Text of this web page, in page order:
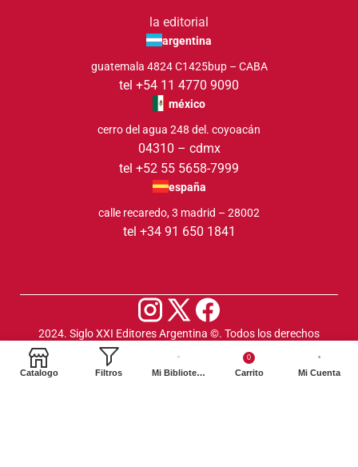
la editorial
argentina
guatemala 4824 C1425bup – CABA
tel +54 11 4770 9090
méxico
cerro del agua 248 del. coyoacán
04310 – cdmx
tel +52 55 5658-7999
españa
calle recaredo, 3 madrid – 28002
tel +34 91 650 1841
2024. Siglo XXI Editores Argentina ©️. Todos los derechos
Catalogo Filtros Mi Biblioteca
0
Carrito Mi Cuenta